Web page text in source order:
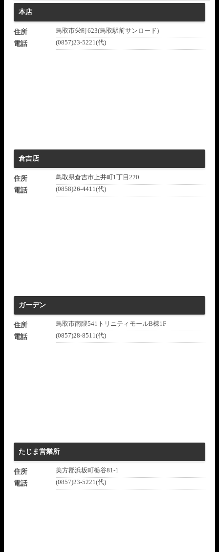
本店
住所
鳥取市栄町623(鳥取駅前サンロード)
電話
(0857)23-5221(代)
倉吉店
住所
鳥取県倉吉市上井町1丁目220
電話
(0858)26-4411(代)
ガーデン
住所
鳥取市南隈541トリニティモールB棟1F
電話
(0857)28-8511(代)
たじま営業所
住所
美方郡浜坂町栃谷81-1
電話
(0857)23-5221(代)